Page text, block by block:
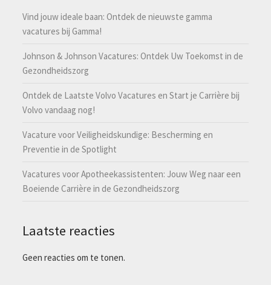
Vind jouw ideale baan: Ontdek de nieuwste gamma
vacatures bij Gamma!
Johnson & Johnson Vacatures: Ontdek Uw Toekomst in de
Gezondheidszorg
Ontdek de Laatste Volvo Vacatures en Start je Carrière bij
Volvo vandaag nog!
Vacature voor Veiligheidskundige: Bescherming en
Preventie in de Spotlight
Vacatures voor Apotheekassistenten: Jouw Weg naar een
Boeiende Carrière in de Gezondheidszorg
Laatste reacties
Geen reacties om te tonen.